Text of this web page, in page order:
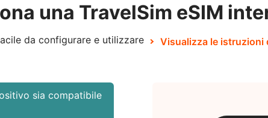
una TravelSim eSIM
da configurare e utilizzare Visualizza le istruzioni
sia compatibile